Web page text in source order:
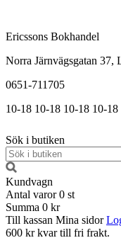
Ericssons Bokhandel
Norra Järnvägsgatan 37,
0651-711705
10-18 10-18 10-18 10-18
Sök i butiken
Kundvagn
Antal varor 0 st
Summa 0 kr
Till kassan Mina sidor
600 kr kvar till fri frakt.